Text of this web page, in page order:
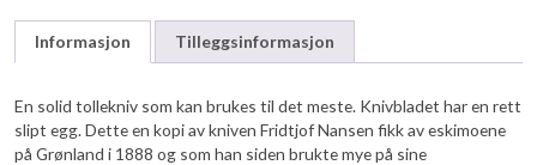
Informasjon Tilleggsinformasjon
En solid tollekniv som kan brukes til det meste. Knivbladet har en rett
slipt egg. Dette en kopi av kniven Fridtjof Nansen fikk av eskimoene
på Grønland i 1888 og som han siden brukte mye på sine